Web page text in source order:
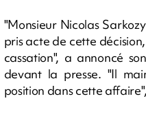
"Monsieur Nicolas
pris acte de cette
cassation", a annoncé
devant la presse. "Il
position dans cette